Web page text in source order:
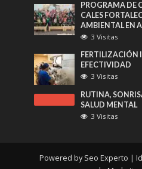
PROGRAMA DE
CALES
AMBIENTAL EN
3 Visitas
EFECTIVIDAD
3 Visitas
RUTINA,
SALUD MENTAL
3 Visitas
Powered by Seo Experto |